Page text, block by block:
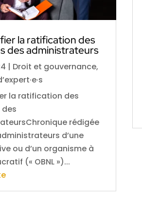
la ratification des
des administrateurs
| Droit et gouvernance,
la ratification des
rédigée
d’une
ou d’un organisme à
(« OBNL »)...